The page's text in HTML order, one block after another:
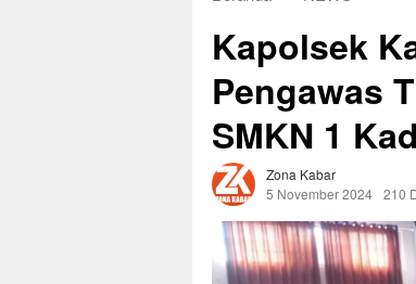
Kapolsek
Pengawas
SMKN 1
Zona Kabar
5 November 2024 210